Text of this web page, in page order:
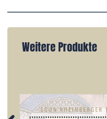
Weitere Produkte